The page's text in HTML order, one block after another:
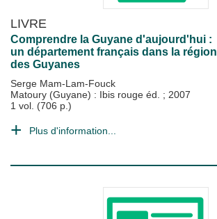
LIVRE
Comprendre la Guyane d'aujourd'hui :
un département français dans la région
des Guyanes
Serge Mam-Lam-Fouck
Matoury (Guyane) : Ibis rouge éd. ; 2007
1 vol. (706 p.)
Plus d'information...